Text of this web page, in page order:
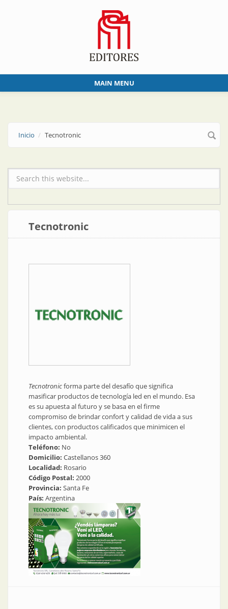
MAIN MENU
Inicio Tecnotronic
Formulario de búsqueda
Tecnotronic
Tecnotronicforma parte del desafío que significa
masificar productos de tecnología led en el mundo. Esa
es su apuesta al futuro y se basa en el firme
compromiso de brindar confort y calidad de vida a sus
clientes, con productos calificados que minimicen el
impacto ambiental.
Teléfono: No
Domicilio: Castellanos 360
Localidad: Rosario
Código Postal: 2000
Provincia: Santa Fe
País: Argentina